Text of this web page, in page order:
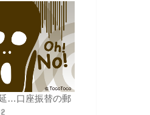
…口座振替の郵